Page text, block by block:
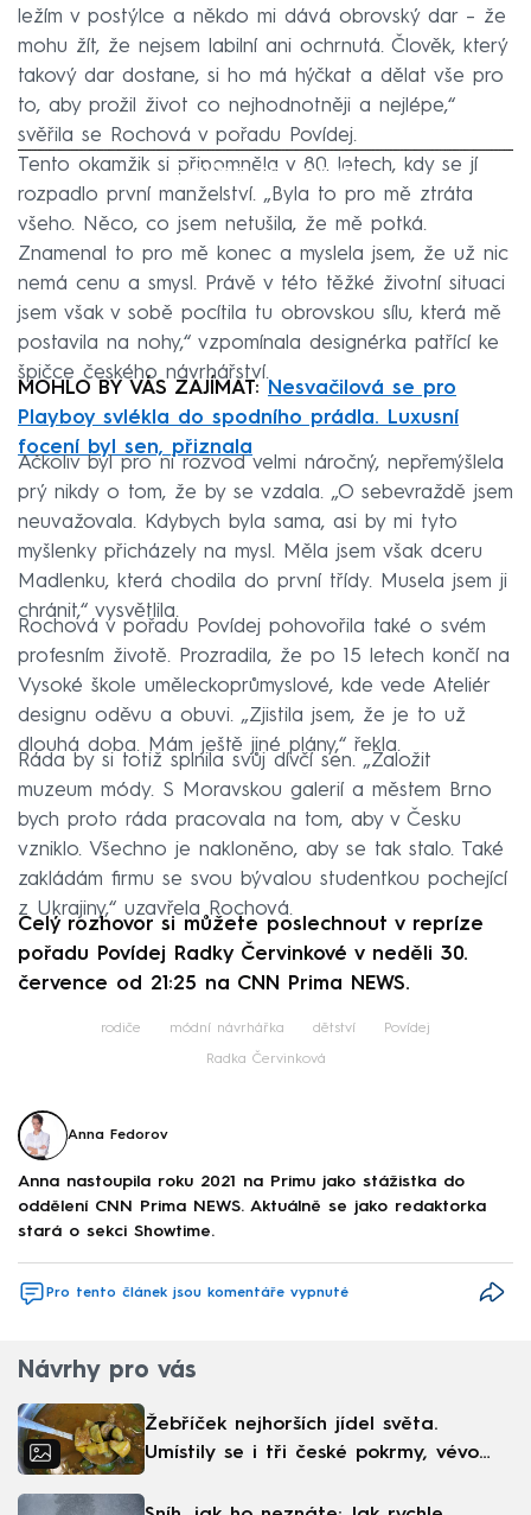
ležím v postýlce a někdo mi dává obrovský dar – že
mohu žít, že nejsem labilní ani ochrnutá. Člověk, který
takový dar dostane, si ho má hýčkat a dělat vše pro
to, aby prožil život co nejhodnotněji a nejlépe,“
svěřila se Rochová v pořadu Povídej.
Failed to fetch
Tento okamžik si připomněla v 80. letech, kdy se jí
rozpadlo první manželství. „Byla to pro mě ztráta
všeho. Něco, co jsem netušila, že mě potká.
Znamenal to pro mě konec a myslela jsem, že už nic
nemá cenu a smysl. Právě v této těžké životní situaci
jsem však v sobě pocítila tu obrovskou sílu, která mě
postavila na nohy,“ vzpomínala designérka patřící ke
špičce českého návrhářství.
MOHLO BY VÁS ZAJÍMAT: Nesvačilová se pro
Playboy svlékla do spodního prádla. Luxusní
focení byl sen, přiznala
Ačkoliv byl pro ni rozvod velmi náročný, nepřemýšlela
prý nikdy o tom, že by se vzdala. „O sebevraždě jsem
neuvažovala. Kdybych byla sama, asi by mi tyto
myšlenky přicházely na mysl. Měla jsem však dceru
Madlenku, která chodila do první třídy. Musela jsem ji
chránit,“ vysvětlila.
Rochová v pořadu Povídej pohovořila také o svém
profesním životě. Prozradila, že po 15 letech končí na
Vysoké škole uměleckoprůmyslové, kde vede Ateliér
designu oděvu a obuvi. „Zjistila jsem, že je to už
dlouhá doba. Mám ještě jiné plány,“ řekla.
Ráda by si totiž splnila svůj dívčí sen. „Založit
muzeum módy. S Moravskou galerií a městem Brno
bych proto ráda pracovala na tom, aby v Česku
vzniklo. Všechno je nakloněno, aby se tak stalo. Také
zakládám firmu se svou bývalou studentkou pochející
z Ukrajiny,“ uzavřela Rochová.
Celý rozhovor si můžete poslechnout v repríze
pořadu Povídej Radky Červinkové v neděli 30.
července od 21:25 na CNN Prima NEWS.
rodiče módní návrhářka dětství Povídej
Radka Červinková
Anna Fedorov
Anna nastoupila roku 2021 na Primu jako stážistka do
oddělení CNN Prima NEWS. Aktuálně se jako redaktorka
stará o sekci Showtime.
Pro tento článek jsou komentáře vypnuté
Návrhy pro vás
Žebříček nejhorších jídel světa.
Umístily se i tři české pokrmy, vévodí